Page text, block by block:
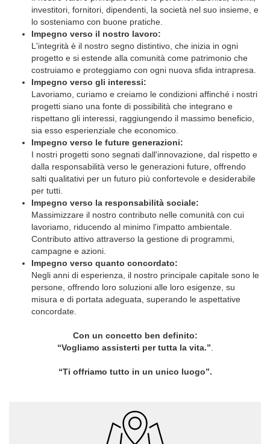
investitori, fornitori, dipendenti, la società nel suo insieme, e
lo sosteniamo con buone pratiche.
Impegno verso il nostro lavoro:
L'integrità è il nostro segno distintivo, che inizia in ogni
progetto e si estende alla comunità come patrimonio che
costruiamo e proteggiamo con ogni nuova sfida intrapresa.
Impegno verso gli interessi:
Lavoriamo, curiamo e creiamo le condizioni affinché i nostri
progetti siano una fonte di possibilità che integrano e
rispettano gli interessi, raggiungendo il massimo beneficio,
sia esso esperienziale che economico.
Impegno verso le future generazioni:
I nostri progetti sono segnati dall'innovazione, dal rispetto e
dalla responsabilità verso le generazioni future, offrendo
salti qualitativi per un futuro più confortevole e desiderabile
per tutti.
Impegno verso la responsabilità sociale:
Massimizzare il nostro contributo nelle comunità con cui
lavoriamo, riducendo al minimo l'impatto ambientale.
Contributo attivo attraverso la gestione di programmi,
campagne e azioni.
Impegno verso quanto concordato:
Negli anni di esperienza, il nostro principale capitale sono le
persone, offrendo loro soluzioni alle loro esigenze, su
misura e di portata adeguata, superando le aspettative
concordate.
“Vogliamo assisterti per tutta la vita.”